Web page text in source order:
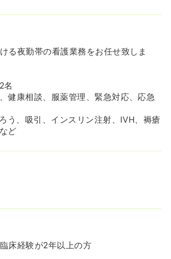
りますが、勤務時間と、夜勤1回勤
下の通りとなっております。
3時間）/実働13時間 ⇒ 夜勤手当
1時間）/実働15時間 ⇒ 夜勤手当
1時間）/実働16時間 ⇒ 夜勤手当
って異なりますが、その方のライフ
月4回～月10回程度まで希望に応じ
能です。また、Wワークの希望や、
定したい希望がある際もご相談に乗
趣味や勉強に時間を使いたい方や、
勤めたい方、ご家庭やプライベート
無理なく働きたい方にとっては非常
る夜勤帯の看護業務をお任せ致しま
名
健康相談、服薬管理、緊急対応、応急
う、吸引、インスリン注射、IVH、褥瘡
ど
床経験が2年以上の方